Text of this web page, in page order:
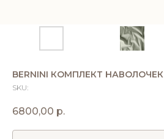
BERNINI КОМПЛЕКТ НАВОЛОЧЕК
SKU:
6800,00 р.